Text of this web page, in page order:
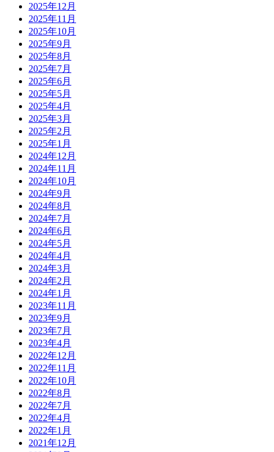
2025年12月
2025年11月
2025年10月
2025年9月
2025年8月
2025年7月
2025年6月
2025年5月
2025年4月
2025年3月
2025年2月
2025年1月
2024年12月
2024年11月
2024年10月
2024年9月
2024年8月
2024年7月
2024年6月
2024年5月
2024年4月
2024年3月
2024年2月
2024年1月
2023年11月
2023年9月
2023年7月
2023年4月
2022年12月
2022年11月
2022年10月
2022年8月
2022年7月
2022年4月
2022年1月
2021年12月